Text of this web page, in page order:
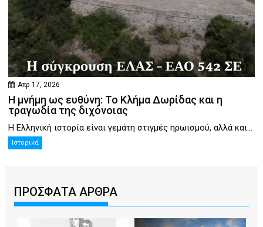
Απρ 17, 2026
Η μνήμη ως ευθύνη: Το Κλήμα Δωρίδας και η
τραγωδία της διχόνοιας
Η Ελληνική ιστορία είναι γεμάτη στιγμές ηρωισμού, αλλά και...
Ιστορικά
ΠΡΟΣΦΑΤΑ ΑΡΘΡΑ